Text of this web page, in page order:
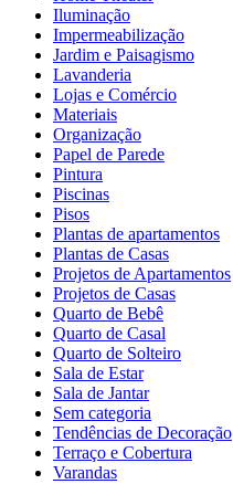
Iluminação
Impermeabilização
Jardim e Paisagismo
Lavanderia
Lojas e Comércio
Materiais
Organização
Papel de Parede
Pintura
Piscinas
Pisos
Plantas de apartamentos
Plantas de Casas
Projetos de Apartamentos
Projetos de Casas
Quarto de Bebê
Quarto de Casal
Quarto de Solteiro
Sala de Estar
Sala de Jantar
Sem categoria
Tendências de Decoração
Terraço e Cobertura
Varandas